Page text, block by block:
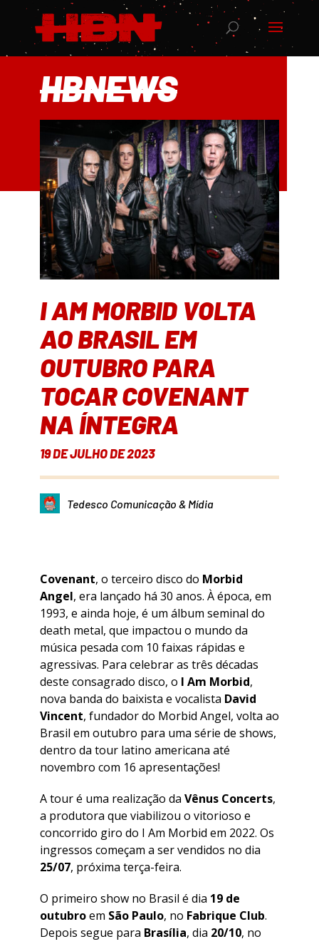
HBNEWS
I AM MORBID VOLTA
AO BRASIL EM
OUTUBRO PARA
TOCAR COVENANT
NA ÍNTEGRA
19 DE JULHO DE 2023
Tedesco Comunicação & Mídia
Covenant, o terceiro disco do Morbid
Angel, era lançado há 30 anos. À época, em
1993, e ainda hoje, é um álbum seminal do
death metal, que impactou o mundo da
música pesada com 10 faixas rápidas e
agressivas. Para celebrar as três décadas
deste consagrado disco, o I Am Morbid,
nova banda do baixista e vocalista David
Vincent, fundador do Morbid Angel, volta ao
Brasil em outubro para uma série de shows,
dentro da tour latino americana até
novembro com 16 apresentações!
A tour é uma realização da Vênus Concerts,
a produtora que viabilizou o vitorioso e
concorrido giro do I Am Morbid em 2022. Os
ingressos começam a ser vendidos no dia
25/07, próxima terça-feira.
O primeiro show no Brasil é dia 19 de
outubroem São Paulo, no Fabrique Club.
Depois segue para Brasília, dia 20/10, no